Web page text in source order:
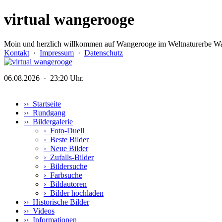
virtual wangerooge
Moin und herzlich willkommen auf Wangerooge im Weltnaturerbe
Kontakt · Impressum · Datenschutz
06.08.2026 · 23:20 Uhr.
›› Startseite
›› Rundgang
›› Bildergalerie
› Foto-Duell
› Beste Bilder
› Neue Bilder
› Zufalls-Bilder
› Bildersuche
› Farbsuche
› Bildautoren
› Bilder hochladen
›› Historische Bilder
›› Videos
›› Informationen